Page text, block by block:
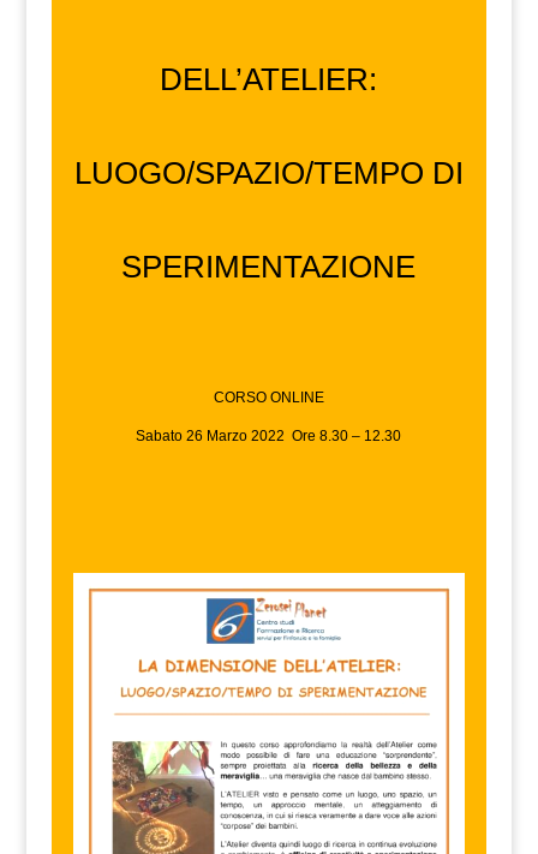
DELL’ATELIER:
LUOGO/SPAZIO/TEMPO DI
SPERIMENTAZIONE
CORSO ONLINE
Sabato 26 Marzo 2022 Ore 8.30 – 12.30